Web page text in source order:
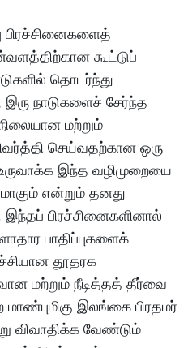
பிரச்சினைகளைத்
கூட்டுப்
தொடர்ந்து
நாடுகளைச் சேர்ந்த
மற்றும்
செய்வதற்கான ஒரு
இந்த வழிமுறையை
என்றும் தனது
இந்தப் பிரச்சினைகளினால்
பாதிப்புகளைக்
தூதரக
மற்றும் நீடித்தத் தீர்வை
இலங்கை பிரதமர்
விவாதிக்க வேண்டும்